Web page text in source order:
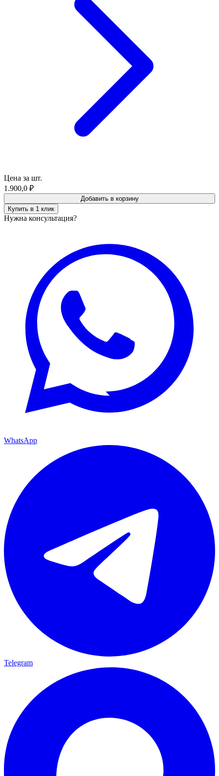
Цена за шт.
1.900,0 ₽
Добавить в корзину
Купить в 1 клик
Нужна консультация?
WhatsApp
Telegram